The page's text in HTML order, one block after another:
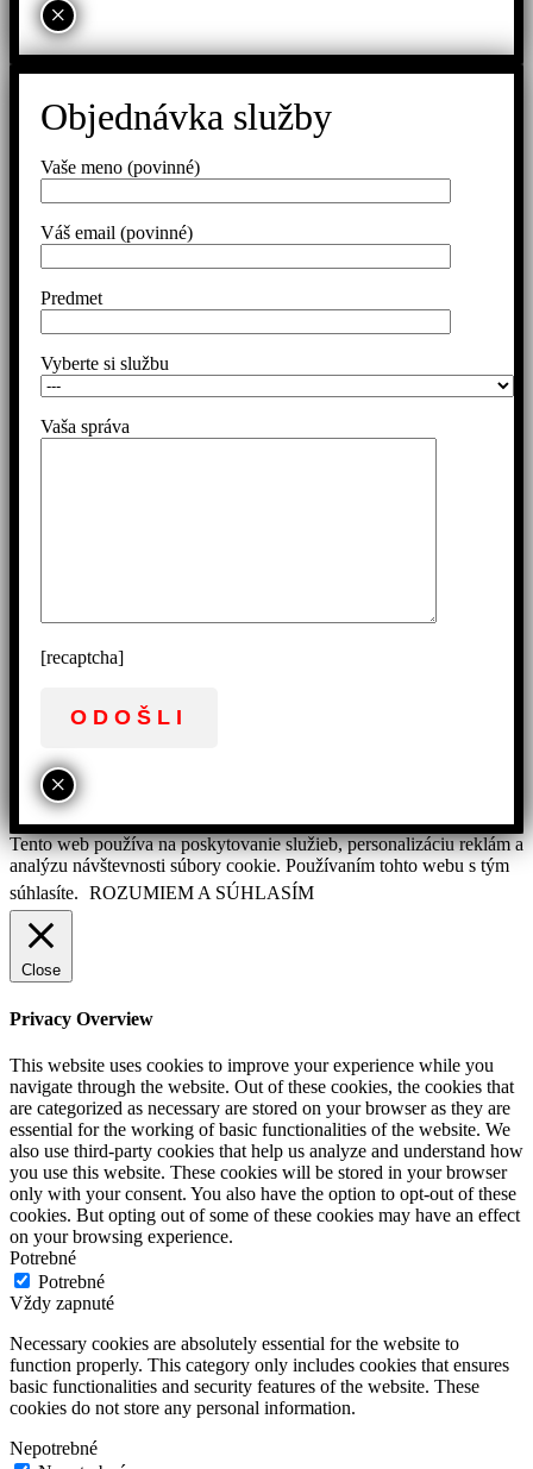
×
Objednávka služby
Vaše meno (povinné)
Váš email (povinné)
Predmet
Vyberte si službu
Vaša správa
[recaptcha]
×
Tento web používa na poskytovanie služieb, personalizáciu reklám a
analýzu návštevnosti súbory cookie. Používaním tohto webu s tým
súhlasíte. ROZUMIEM A SÚHLASÍM
Close
Privacy Overview
This website uses cookies to improve your experience while you
navigate through the website. Out of these cookies, the cookies that
are categorized as necessary are stored on your browser as they are
essential for the working of basic functionalities of the website. We
also use third-party cookies that help us analyze and understand how
you use this website. These cookies will be stored in your browser
only with your consent. You also have the option to opt-out of these
cookies. But opting out of some of these cookies may have an effect
on your browsing experience.
Potrebné
Potrebné
Vždy zapnuté
Necessary cookies are absolutely essential for the website to
function properly. This category only includes cookies that ensures
basic functionalities and security features of the website. These
cookies do not store any personal information.
Nepotrebné